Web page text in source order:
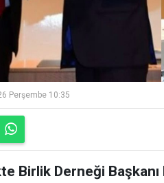
Perşembe 10:35
Birlik Derneği